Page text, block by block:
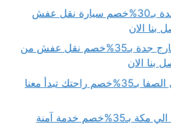
سيارة نقل عفش جدة بـ30%خصم سيارة نقل عفش
الان
شركة نقل عفش خارج جدة بـ35%خصم نقل عفش من
بنا الان
نقل عفش جدة حي الصفا بـ35%خصم راحتك تبدأ معنا
نقل عفش من جدة الي مكة بـ35%خصم خدمة آمنة